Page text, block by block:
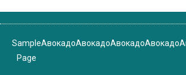
Sample
Page
АвокадоАвокадоАвокадоАвокадо